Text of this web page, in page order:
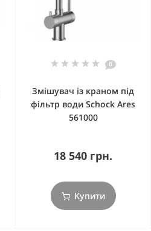
0
Змішувач із краном під
фільтр води Schock Ares
561000
18 540 грн.
Купити